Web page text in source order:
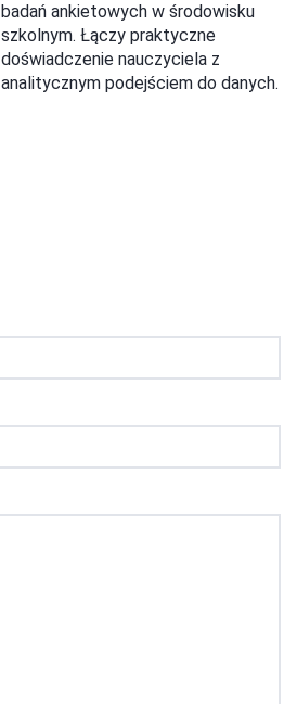
badań ankietowych w środowisku
szkolnym. Łączy praktyczne
doświadczenie nauczyciela z
analitycznym podejściem do danych.